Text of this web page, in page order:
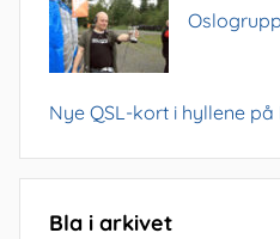
Nye QSL-kort i hyllene
Bla i arkivet